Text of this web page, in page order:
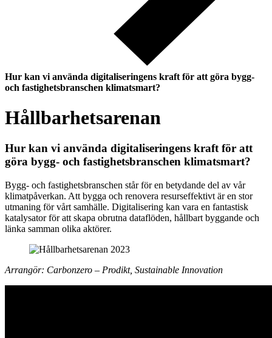
Hur kan vi använda digitaliseringens kraft för att göra bygg-
och fastighetsbranschen klimatsmart?
Hållbarhetsarenan
Hur kan vi använda digitaliseringens kraft för att
göra bygg- och fastighetsbranschen klimatsmart?
Bygg- och fastighetsbranschen står för en betydande del av vår
klimatpåverkan. Att bygga och renovera resurseffektivt är en stor
utmaning för vårt samhälle. Digitalisering kan vara en fantastisk
katalysator för att skapa obrutna dataflöden, hållbart byggande och
länka samman olika aktörer.
Arrangör: Carbonzero – Prodikt, Sustainable Innovation